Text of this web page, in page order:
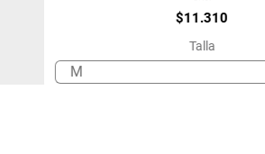
$11.310
Talla
M